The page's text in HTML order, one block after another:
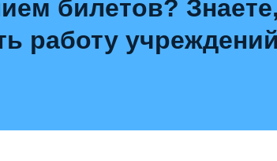
билетов? Знаете,
работу учреждений